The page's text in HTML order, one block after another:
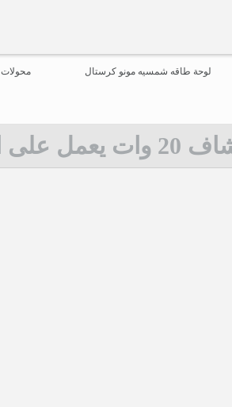
لوحة طاقه شمسيه مونو كرستال محولات
على البطاريه